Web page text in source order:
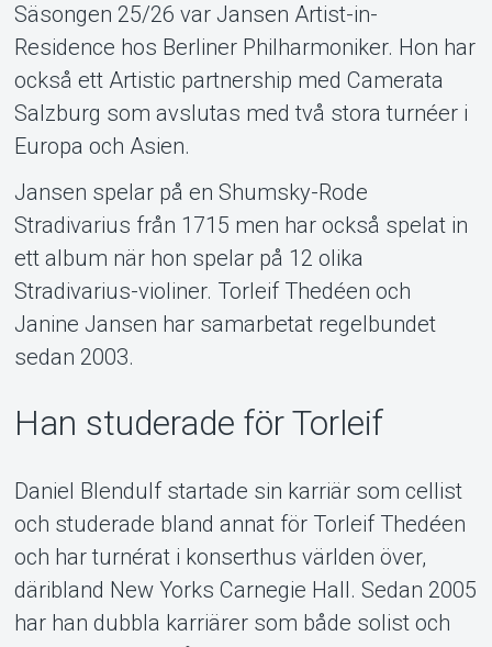
Säsongen 25/26 var Jansen Artist-in-
Residence hos Berliner Philharmoniker. Hon har
också ett Artistic partnership med Camerata
Salzburg som avslutas med två stora turnéer i
Europa och Asien.
Jansen spelar på en Shumsky-Rode
Stradivarius från 1715 men har också spelat in
ett album när hon spelar på 12 olika
Stradivarius-violiner. Torleif Thedéen och
Janine Jansen har samarbetat regelbundet
sedan 2003.
Han studerade för Torleif
Daniel Blendulf startade sin karriär som cellist
och studerade bland annat för Torleif Thedéen
och har turnérat i konserthus världen över,
däribland New Yorks Carnegie Hall. Sedan 2005
har han dubbla karriärer som både solist och